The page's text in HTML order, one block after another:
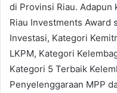
di Provinsi Riau. Adapun
Riau Investments Award
Investasi, Kategori
LKPM, Kategori
Kategori 5 Terbaik
Penyelenggaraan MPP